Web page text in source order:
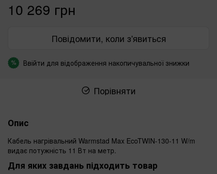
10 269 грн
Повідомити, коли з'явиться
% Ввійти для відображення накопичувальної знижки
Порівняти
Опис
Кабель нагрівальний Warmstad Max EcoTWIN-130-11 W/m
видає потужність 11 Вт на метр.
Для яких завдань підходить товар